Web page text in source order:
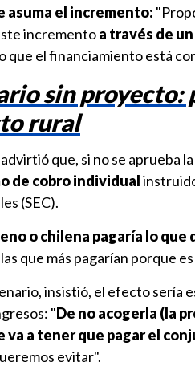
asuma el incremento:
incrementoa través de
que el financiamiento está
sin
rural
que, si no se aprueba
de cobro individual
(SEC).
o chilena pagaría lo que
que más pagarían porque
insistió, el efecto sería
"De no acogerla (la
va a tener que pagar el
evitar".